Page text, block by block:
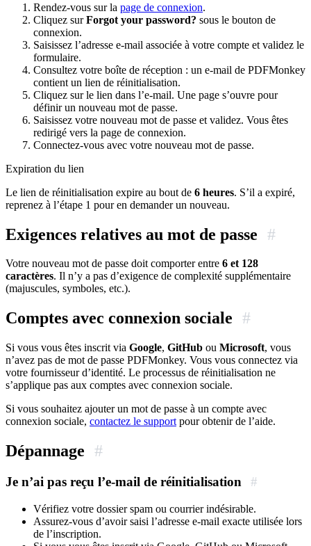
Rendez-vous sur la page de connexion.
Cliquez surForgot your password? sous le bouton de
connexion.
Saisissez l’adresse e-mail associée à votre compte et validez le
formulaire.
Consultez votre boîte de réception : un e-mail de PDFMonkey
contient un lien de réinitialisation.
Cliquez sur le lien dans l’e-mail. Une page s’ouvre pour
définir un nouveau mot de passe.
Saisissez votre nouveau mot de passe et validez. Vous êtes
redirigé vers la page de connexion.
Connectez-vous avec votre nouveau mot de passe.
Expiration du lien
Le lien de réinitialisation expire au bout de 6 heures. S’il a expiré,
reprenez à l’étape 1 pour en demander un nouveau.
Exigences relatives au mot de passe #
Votre nouveau mot de passe doit comporter entre 6 et 128
caractères. Il n’y a pas d’exigence de complexité supplémentaire
(majuscules, symboles, etc.).
Comptes avec connexion sociale #
Si vous vous êtes inscrit via Google, GitHub ou Microsoft, vous
n’avez pas de mot de passe PDFMonkey. Vous vous connectez via
votre fournisseur d’identité. Le processus de réinitialisation ne
s’applique pas aux comptes avec connexion sociale.
Si vous souhaitez ajouter un mot de passe à un compte avec
connexion sociale, contactez le support pour obtenir de l’aide.
Dépannage #
Je n’ai pas reçu l’e-mail de réinitialisation #
Vérifiez votre dossier spam ou courrier indésirable.
Assurez-vous d’avoir saisi l’adresse e-mail exacte utilisée lors
de l’inscription.